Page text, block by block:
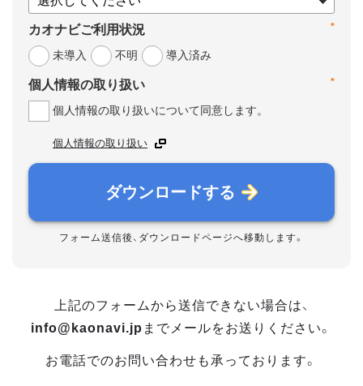
*
カオナビご利用状況
未導入
不明 導入済み
*
個人情報の取り扱い
個人情報の取り扱いについて同意します。
個人情報の取り扱い
ダウンロードする
フォーム送信後、ダウンロードページへ移動します。
上記のフォームから送信できない場合は、
info@kaonavi.jp までメールをお送りください。
お電話でのお問い合わせも承っております。